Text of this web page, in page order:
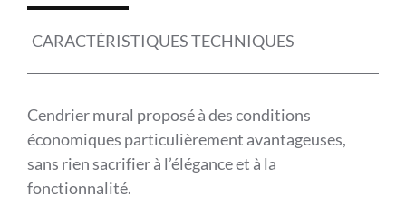
CARACTÉRISTIQUES TECHNIQUES
Cendrier mural proposé à des conditions
économiques particulièrement avantageuses,
sans rien sacrifier à l’élégance et à la
fonctionnalité.